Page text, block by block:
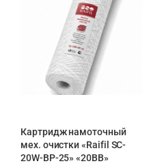
Картридж намоточный
мех. очистки «Raifil SC-
20W-BP-25» «20BB»